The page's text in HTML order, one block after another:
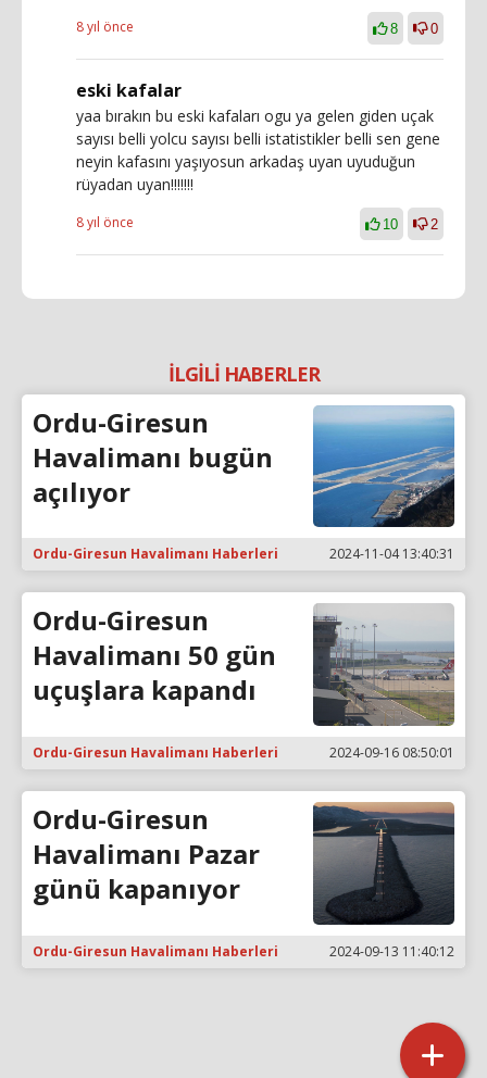
8 yıl önce 8 0
eski kafalar
yaa bırakın bu eski kafaları ogu ya gelen giden uçak
sayısı belli yolcu sayısı belli istatistikler belli sen gene
neyin kafasını yaşıyosun arkadaş uyan uyuduğun
rüyadan uyan!!!!!!!
8 yıl önce 10 2
İLGİLİ HABERLER
Ordu-Giresun
Havalimanı bugün
açılıyor
Ordu-Giresun Havalimanı Haberleri 2024-11-04 13:40:31
Ordu-Giresun
Havalimanı 50 gün
uçuşlara kapandı
Ordu-Giresun Havalimanı Haberleri 2024-09-16 08:50:01
Ordu-Giresun
Havalimanı Pazar
günü kapanıyor
Ordu-Giresun Havalimanı Haberleri 2024-09-13 11:40:12